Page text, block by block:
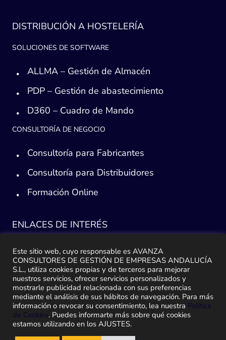
DISTRIBUCIÓN A HOSTELERÍA
SOLUCIONES DE SOFTWARE
ALLMA – Gestión de Almacén
PDP – Gestión de abastecimiento
D360 – Cuadro de Mando
CONSULTORÍA DE NEGOCIO
Consultoría para Fabricantes
Consultoría para Distribuidores
Formación Online
ENLACES DE INTERÉS
Consultoría ERP Sage
Implantación ERP
Plan de ayuda Sage
Migración y traspaso de datos
Medidas Ley Antifraude
Este sitio web, cuyo responsable es AVANZA
CONSULTORES DE GESTIÓN DE EMPRESAS ANDALUCÍA
S.L., utiliza cookies propias y de terceros para mejorar
nuestros servicios, ofrecer servicios personalizados y
mostrarle publicidad relacionada con sus preferencias
mediante el análisis de sus hábitos de navegación. Para más
información o revocar su consentimiento, lea nuestra Política
de Cookies. Puedes informarte más sobre qué cookies
estamos utilizando en los AJUSTES.